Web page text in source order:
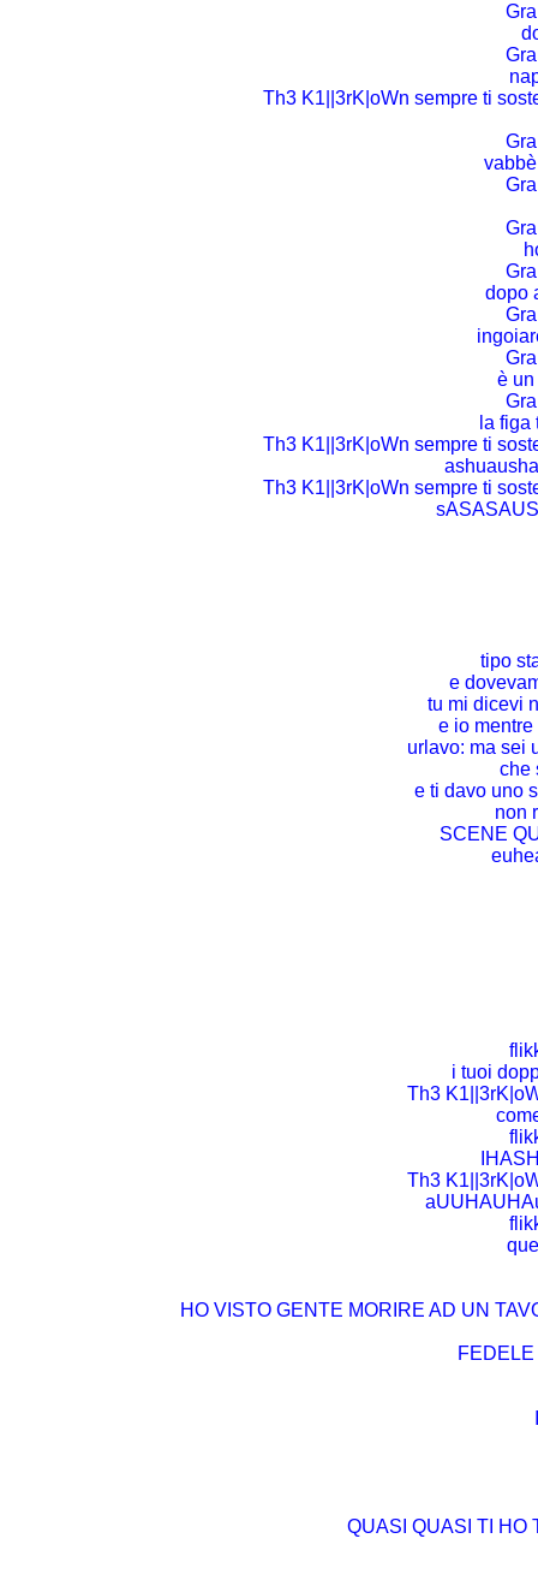
Th3 K1||3rK|oWn sempre ti
dopo
è
la figa
Th3 K1||3rK|oWn sempre ti
Th3 K1||3rK|oWn sempre ti
tipo
e
tu mi dicevi
e io
urlavo: ma sei
che
e ti davo uno
non
SCENE
i tuoi
Th3
Th3
HO VISTO GENTE MORIRE AD UN
QUASI QUASI TI HO